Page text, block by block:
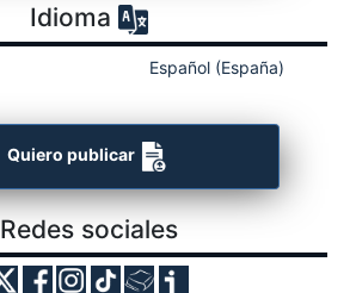
Idioma
Español (España)
Quiero publicar
Redes sociales